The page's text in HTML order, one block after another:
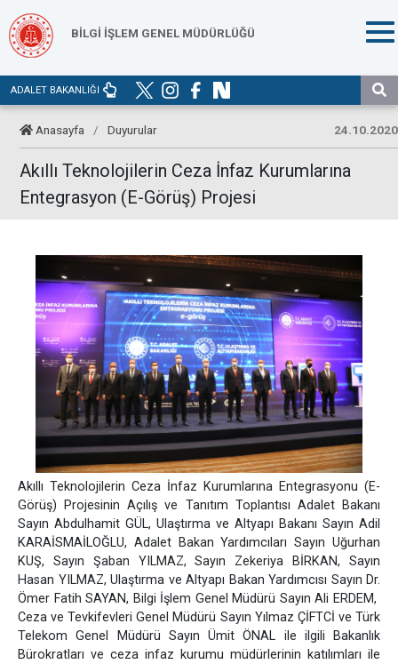
BİLGİ İŞLEM GENEL MÜDÜRLÜĞÜ
ADALET BAKANLIĞI
Anasayfa / Duyurular 24.10.2020
Akıllı Teknolojilerin Ceza İnfaz Kurumlarına
Entegrasyon (E-Görüş) Projesi
Akıllı Teknolojilerin Ceza İnfaz Kurumlarına Entegrasyonu (E-
Görüş) Projesinin Açılış ve Tanıtım Toplantısı Adalet Bakanı
Sayın Abdulhamit GÜL, Ulaştırma ve Altyapı Bakanı Sayın Adil
KARAİSMAİLOĞLU, Adalet Bakan Yardımcıları Sayın Uğurhan
KUŞ, Sayın Şaban YILMAZ, Sayın Zekeriya BİRKAN, Sayın
Hasan YILMAZ, Ulaştırma ve Altyapı Bakan Yardımcısı Sayın Dr.
Ömer Fatih SAYAN, Bilgi İşlem Genel Müdürü Sayın Ali ERDEM,
Ceza ve Tevkifevleri Genel Müdürü Sayın Yılmaz ÇİFTCİ ve Türk
Telekom Genel Müdürü Sayın Ümit ÖNAL ile ilgili Bakanlık
Bürokratları ve ceza infaz kurumu müdürlerinin katılımları ile